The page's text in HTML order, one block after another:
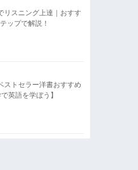
リスニング上達｜おすす
ップで解説！
ストセラー洋書おすすめ
英語を学ぼう】